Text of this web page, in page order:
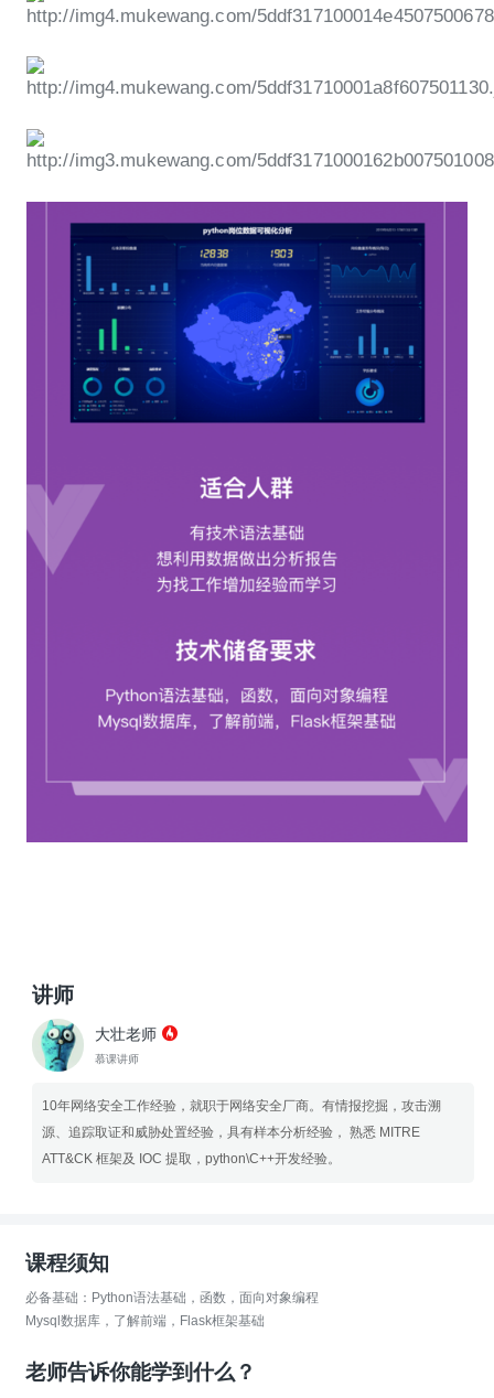
讲师
大壮老师
慕课讲师
10年网络安全工作经验，就职于网络安全厂商。有情报挖掘，攻击溯
源、追踪取证和威胁处置经验，具有样本分析经验， 熟悉 MITRE
ATT&CK 框架及 IOC 提取，python\C++开发经验。
课程须知
必备基础：Python语法基础，函数，面向对象编程
Mysql数据库，了解前端，Flask框架基础
老师告诉你能学到什么？